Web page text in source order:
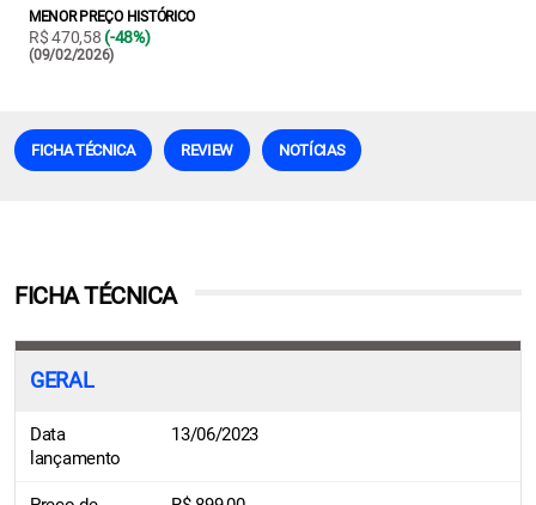
MENOR PREÇO HISTÓRICO
R$ 470,58 (-48%)
(09/02/2026)
FICHA TÉCNICA REVIEW NOTÍCIAS
FICHA TÉCNICA
GERAL
Data
lançamento
13/06/2023